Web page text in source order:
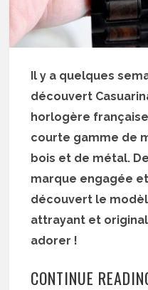
Il y a quelques
découvert
horlogère
courte gamme de
bois et de métal.
marque engagée
découvert le
attrayant et
adorer !
CONTINUE